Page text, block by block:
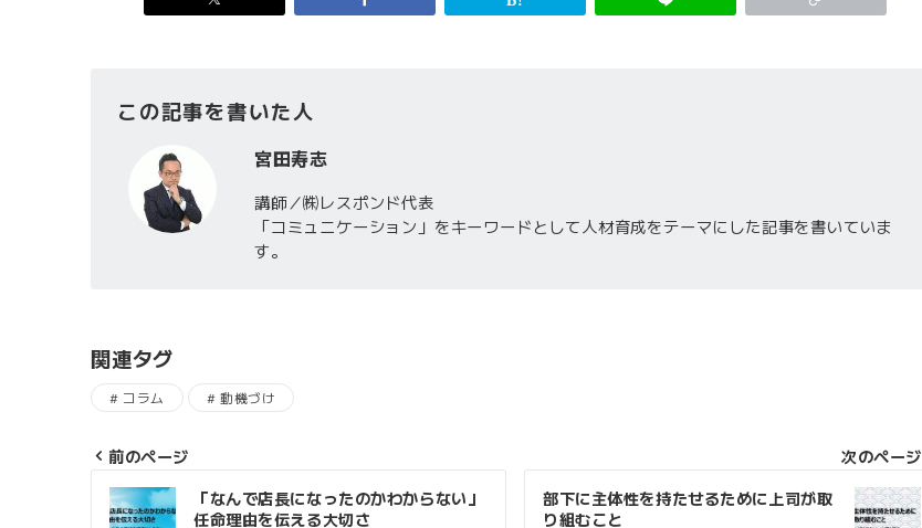
この記事を書いた人
宮田寿志
講師／㈱レスポンド代表
「コミュニケーション」をキーワードとして人材育成をテーマにした記事を書いていま
す。
関連タグ
コラム 動機づけ
投
前のページ
「なんで店長になったのかわからない」
任命理由を伝える大切さ
次のページ
部下に主体性を持たせるために上司が取
り組むこと